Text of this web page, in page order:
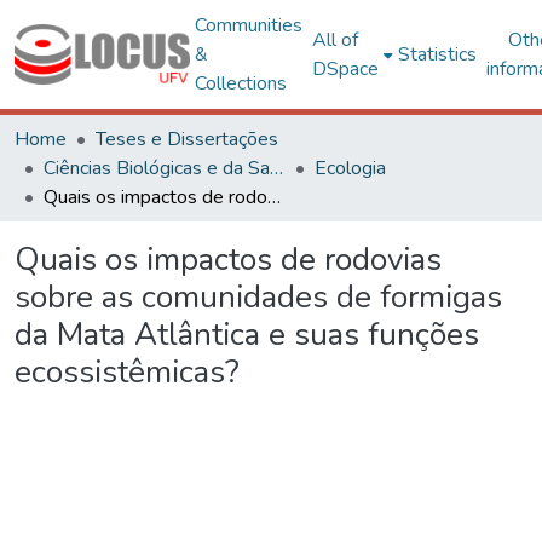
Communities
&
Collections
All of
DSpace
Statistics
Home
Teses e Dissertações
Ciências Biológicas e da Saúde
Ecologia
Quais os impactos de rodovias sobre as comunidades de formigas da Mata Atlântica e suas funções ecossistêmicas?
Quais os impactos de rodovias
sobre as comunidades de formigas
da Mata Atlântica e suas funções
ecossistêmicas?